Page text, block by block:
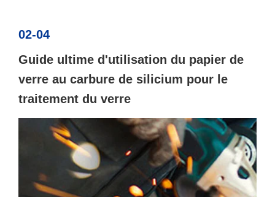
02-04
Guide ultime d'utilisation du papier de
verre au carbure de silicium pour le
traitement du verre